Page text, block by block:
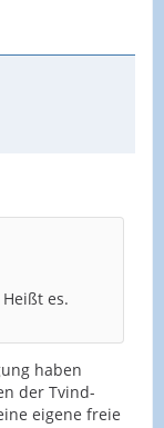
es.
haben
der Tvind-
eigene freie